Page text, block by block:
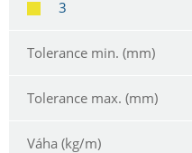
3
Tolerance min. (mm)
Tolerance max. (mm)
Váha (kg/m)